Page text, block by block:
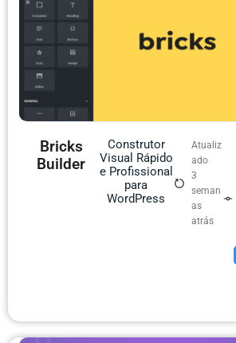
Bricks
Builder
Construtor
Visual Rápido
e Profissional
para
WordPress
Atualiz
ado
3
seman
as
atrás